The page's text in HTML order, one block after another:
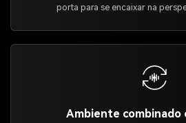
porta para se encaixar na
Ambiente combinado